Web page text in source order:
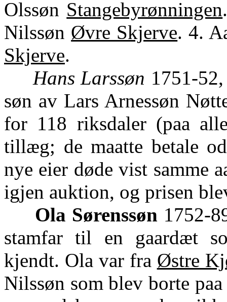
Olssøn Stangebyrønningen
Nilssøn Øvre Skjerve. 4.
Skjerve.
Hans Larssøn 1751-
søn av Lars Arnessøn
for 118 riksdaler (paa
tillæg; de maatte betale
nye eier døde vist samme
igjen auktion, og prisen
Ola Sørenssøn 1752-
stamfar til en gaardæt
kjendt. Ola var fra Østre
Nilssøn som blev borte